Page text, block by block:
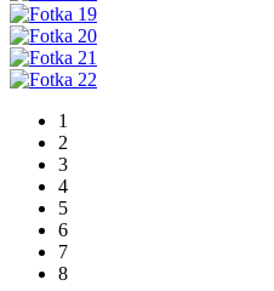
1
2
3
4
5
6
7
8